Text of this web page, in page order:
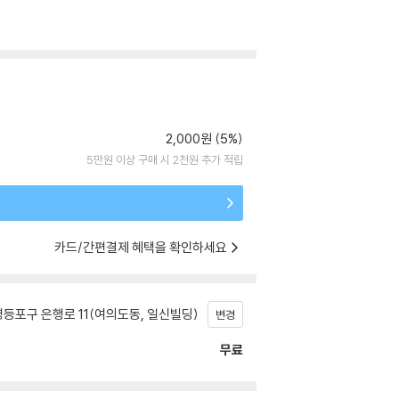
2,000원 (5%)
5만원 이상 구매 시 2천원 추가 적립
카드/간편결제 혜택을 확인하세요
포구 은행로 11(여의도동, 일신빌딩) 변경
무료